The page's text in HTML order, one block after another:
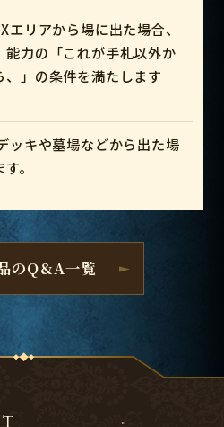
エリアから場に出た場合、
能力の「これが手札以外か
、」の条件を満たします
ッキや墓場などから出た場
。
のQ&A一覧